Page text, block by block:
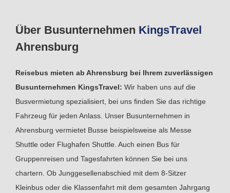
Über Busunternehmen KingsTravel
Ahrensburg
Reisebus mieten ab Ahrensburg bei Ihrem zuverlässigen
Busunternehmen KingsTravel: Wir haben uns auf die
Busvermietung spezialisiert, bei uns finden Sie das richtige
Fahrzeug für jeden Anlass. Unser Busunternehmen in
Ahrensburg vermietet Busse beispielsweise als Messe
Shuttle oder Flughafen Shuttle. Auch einen Bus für
Gruppenreisen und Tagesfahrten können Sie bei uns
chartern. Ob Junggesellenabschied mit dem 8-Sitzer
Kleinbus oder die Klassenfahrt mit dem gesamten Jahrgang